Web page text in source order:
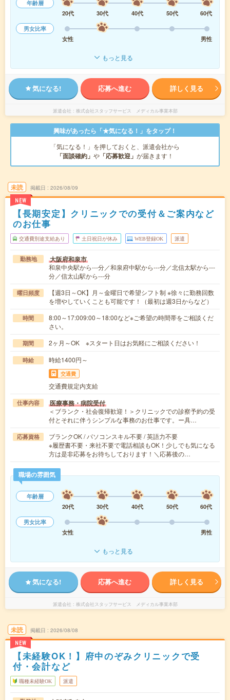
年齢層
20代
30代 40代 50代
60代
男女比率
女性
男性
もっと見る
気になる! 応募へ進む 詳しく見る
派遣会社 株式会社スタッフサービス メディカル事業本部
興味があったら「★気になる！」をタップ！
「気になる！」を押しておくと、派遣会社から
「面談確約」 や 「応募歓迎」 が届きます！
未読
NEW
掲載日 2026/08/09
【長期安定】クリニックでの受付＆ご案内など
のお仕事
交通費別途支給あり 土日祝日が休み WEB登録OK 派遣
勤務地 大阪府和泉市
和泉中央駅から---分／和泉府中駅から---分／北信太駅から---
分／信太山駅から---分
曜日頻度
【週3日～OK】月～金曜日で希望シフト制 ※徐々に勤務回数
を増やしていくことも可能です！（最初は週3日からなど）
時間
8:00～17:009:00～18:00など※ご希望の時間帯をご相談くだ
さい。
期間 2ヶ月～OK ※スタート日はお気軽にご相談ください！
時給 時給1400円～
交通費
交通費規定内支給
仕事内容 医療事務・病院受付
＜ブランク・社会復帰歓迎！＞クリニックでの診察予約の受
付とそれに伴うシンプルな事務のお仕事です。ー具…
応募資格
ブランクOK / パソコンスキル不要 / 英語力不要
※履歴書不要・来社不要で電話相談もOK！少しでも気になる
方は是非応募をお待ちしております！＼応募後の…
職場の雰囲気
年齢層
20代
30代 40代 50代
60代
男女比率
女性
男性
もっと見る
気になる! 応募へ進む 詳しく見る
派遣会社 株式会社スタッフサービス メディカル事業本部
未読
NEW
掲載日 2026/08/08
【未経験OK！】府中のぞみクリニックで受
付・会計など
職種未経験OK 派遣